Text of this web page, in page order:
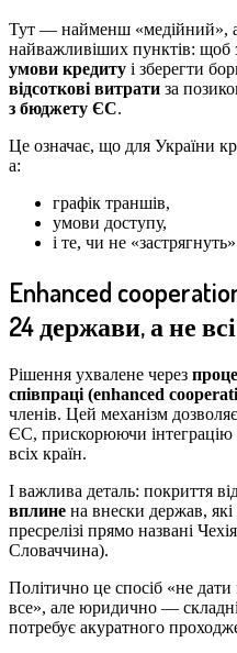
Тут — найменш «медійний»,
найважливіших пунктів: щоб
умови кредиту і зберегти
відсоткові витрати за
з бюджету ЄС.
Це означає, що для України
а:
графік траншів,
умови доступу,
і те, чи не
Enhanced
24 держави, а не
Рішення ухвалене через
співпраці (enhanced
членів. Цей механізм
ЄС, прискорюючи інтеграцію
всіх країн.
І важлива деталь: покриття
вплине на внески держав, які
пресрелізі прямо названі
Словаччина).
Політично це спосіб «не
все», але юридично —
потребує акуратного